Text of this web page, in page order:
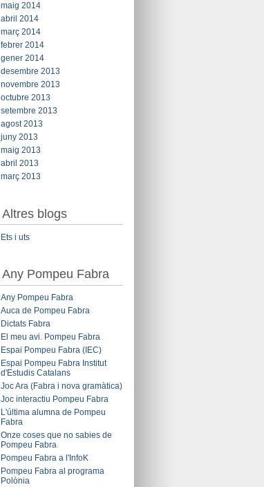
maig 2014
abril 2014
març 2014
febrer 2014
gener 2014
desembre 2013
novembre 2013
octubre 2013
setembre 2013
agost 2013
juny 2013
maig 2013
abril 2013
març 2013
Altres blogs
Ets i uts
Any Pompeu Fabra
Any Pompeu Fabra
Auca de Pompeu Fabra
Dictats Fabra
El meu avi. Pompeu Fabra
Espai Pompeu Fabra (IEC)
Espai Pompeu Fabra Institut
d'Estudis Catalans
Joc Ara (Fabra i nova gramàtica)
Joc interactiu Pompeu Fabra
L'última alumna de Pompeu
Fabra
Onze coses que no sabies de
Pompeu Fabra
Pompeu Fabra a l'InfoK
Pompeu Fabra al programa
Polònia